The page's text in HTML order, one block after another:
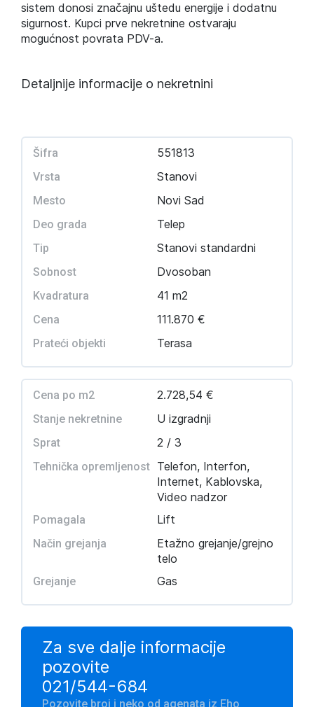
sistem donosi značajnu uštedu energije i dodatnu
sigurnost. Kupci prve nekretnine ostvaraju
mogućnost povrata PDV-a.
Detaljnije informacije o nekretnini
Šifra 551813
Vrsta Stanovi
Mesto Novi Sad
Deo grada Telep
Tip Stanovi standardni
Sobnost Dvosoban
Kvadratura 41 m2
Cena 111.870 €
Prateći objekti Terasa
Cena po m2 2.728,54 €
Stanje nekretnine U izgradnji
Sprat 2 / 3
Tehnička opremljenost Telefon, Interfon,
Internet, Kablovska,
Video nadzor
Pomagala Lift
Način grejanja
Etažno grejanje/grejno
telo
Grejanje Gas
Za sve dalje informacije
pozovite
021/544-684
Pozovite broj i neko od agenata iz Eho